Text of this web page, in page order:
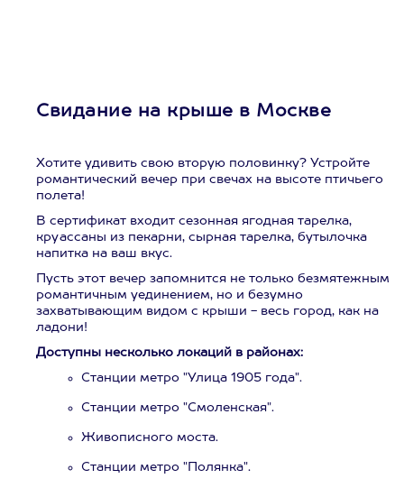
Свидание на крыше в Москве
Хотите удивить свою вторую половинку? Устройте
романтический вечер при свечах на высоте птичьего
полета!
В сертификат входит сезонная ягодная тарелка,
круассаны из пекарни, сырная тарелка, бутылочка
напитка на ваш вкус.
Пусть этот вечер запомнится не только безмятежным
романтичным уединением, но и безумно
захватывающим видом с крыши - весь город, как на
ладони!
Доступны несколько локаций в районах:
Станции метро "Улица 1905 года".
Станции метро "Смоленская".
Живописного моста.
Станции метро "Полянка".